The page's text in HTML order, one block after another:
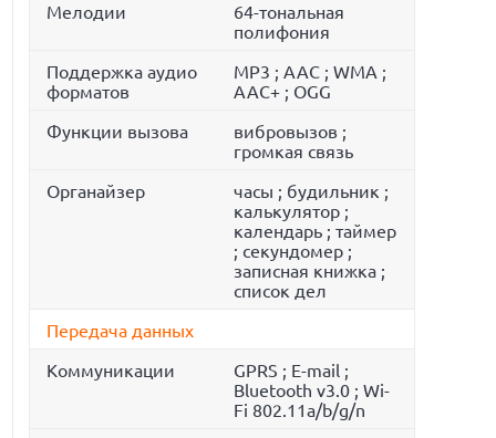
Мелодии
64-тональная
полифония
Поддержка аудио
форматов
MP3 ; AAC ; WMA ;
AAC+ ; OGG
Функции вызова
вибровызов ;
громкая связь
Органайзер
часы ; будильник ;
калькулятор ;
календарь ; таймер
; секундомер ;
записная книжка ;
список дел
Передача данных
Коммуникации
GPRS ; E-mail ;
Bluetooth v3.0 ; Wi-
Fi 802.11a/b/g/n